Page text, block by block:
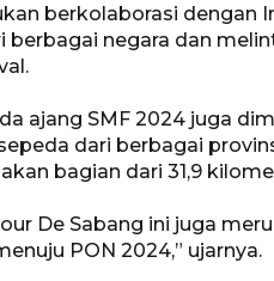
berkolaborasi dengan
negara dan
ajang SMF 2024 juga
dari berbagai
bagian dari 31,9
De Sabang ini juga
PON 2024,” ujarnya.